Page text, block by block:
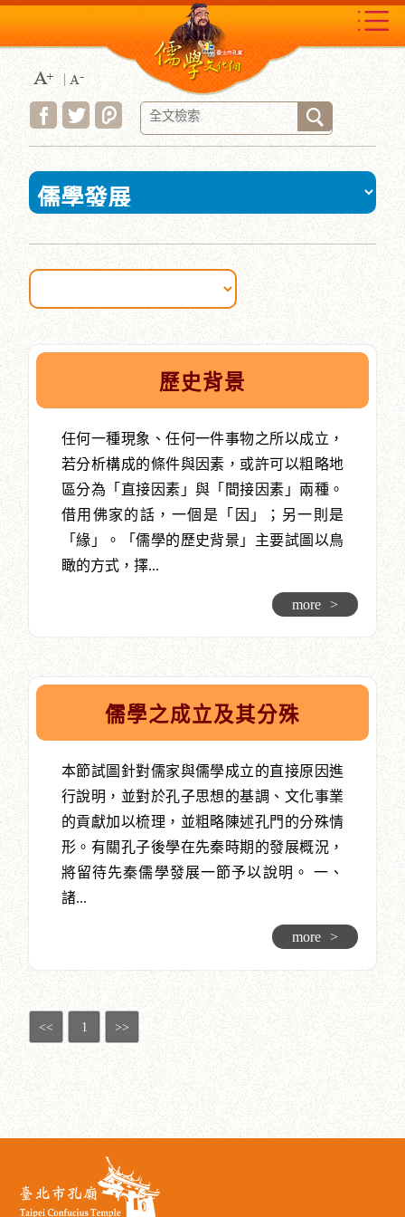
到
主
要
內
容
區
塊
:::
歷史背景
任何一種現象、任何一件事物之所以成立，
若分析構成的條件與因素，或許可以粗略地
區分為「直接因素」與「間接因素」兩種。
借用佛家的話，一個是「因」；另一則是
「緣」。「儒學的歷史背景」主要試圖以鳥
瞰的方式，擇...
more >
儒學之成立及其分殊
本節試圖針對儒家與儒學成立的直接原因進
行說明，並對於孔子思想的基調、文化事業
的貢獻加以梳理，並粗略陳述孔門的分殊情
形。有關孔子後學在先秦時期的發展概況，
將留待先秦儒學發展一節予以說明。 一、
諸...
more >
<< 1 >>